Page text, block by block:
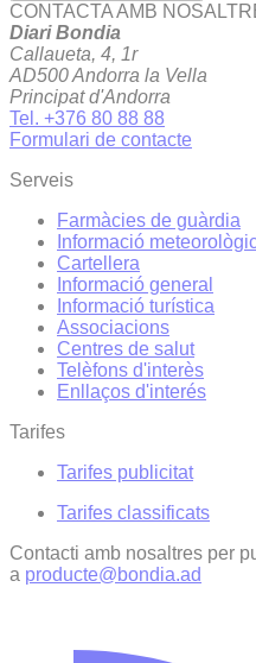
CONTACTA AMB
Diari Bondia
Callaueta, 4, 1r
AD500 Andorra la Vella
Principat d'Andorra
Tel. +376 80 88 88
Formulari de contacte
Serveis
Farmàcies de guàrdia
Informació
Cartellera
Informació general
Informació turística
Associacions
Centres de salut
Telèfons d'interès
Enllaços d'interés
Tarifes
Tarifes publicitat
Tarifes classificats
Contacti amb nosaltres per
a producte@bondia.ad